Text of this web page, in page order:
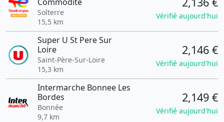
Solterre
15,5 km
Vérifié aujourd'hui
Super U St Pere Sur
Loire
Saint-Père-Sur-Loire
15,3 km
2,146 €
Vérifié aujourd'hui
Intermarche Bonnee Les
Bordes
Bonnée
9,7 km
2,149 €
Vérifié aujourd'hui